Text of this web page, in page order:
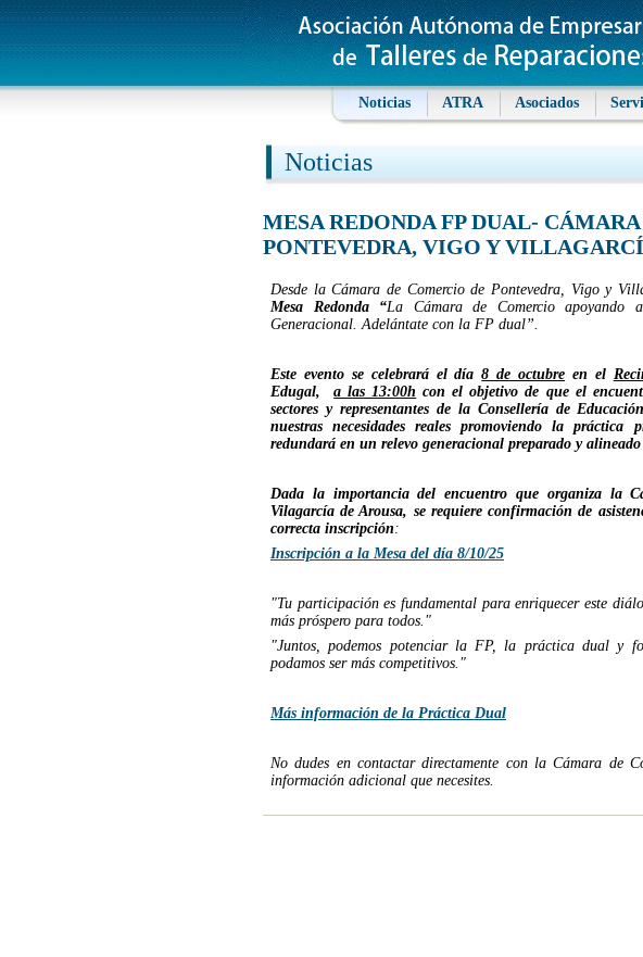
Noticias ATRA Asociados
Noticias
MESA REDONDA FP DUAL-
PONTEVEDRA, VIGO Y
Desde la Cámara de Comercio de Pontevedra, Vigo y
Mesa Redonda “La Cámara de Comercio apoyando
Generacional. Adelántate con la FP dual”.
Este evento se celebrará el día8 de octubre en el
Edugal,a las 13:00h con el objetivo de que el
sectores y representantes de la Consellería de
nuestras necesidades reales promoviendo la práctica
redundará en un relevo generacional preparado y
Dada la importancia del encuentro que organiza la
Vilagarcía de Arousa, se requiere confirmación de
correcta inscripción :
Inscripción a la Mesa del día 8/10/25
"Tu participación es fundamental para enriquecer este
más próspero para todos."
"Juntos, podemos potenciar la FP, la práctica dual y
podamos ser más competitivos."
Más información de la Práctica Dual
No dudes en contactar directamente con la Cámara de
información adicional que necesites.